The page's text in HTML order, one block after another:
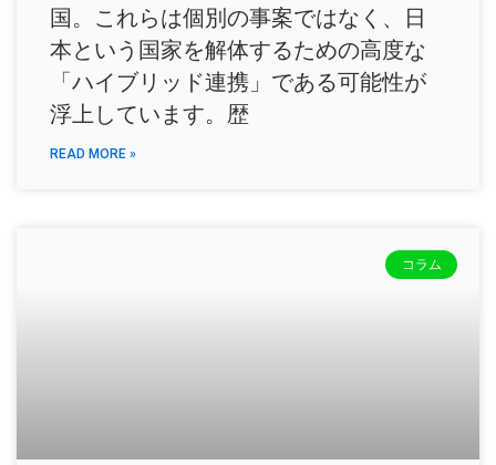
国。これらは個別の事案ではなく、日
本という国家を解体するための高度な
「ハイブリッド連携」である可能性が
浮上しています。歴
READ MORE »
コラム